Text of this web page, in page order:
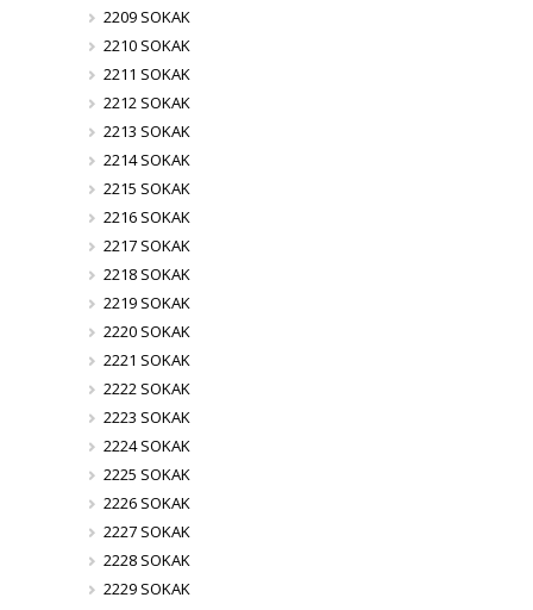
2209 SOKAK
2210 SOKAK
2211 SOKAK
2212 SOKAK
2213 SOKAK
2214 SOKAK
2215 SOKAK
2216 SOKAK
2217 SOKAK
2218 SOKAK
2219 SOKAK
2220 SOKAK
2221 SOKAK
2222 SOKAK
2223 SOKAK
2224 SOKAK
2225 SOKAK
2226 SOKAK
2227 SOKAK
2228 SOKAK
2229 SOKAK